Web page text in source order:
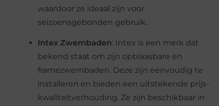
waardoor ze ideaal zijn voor
seizoensgebonden gebruik.
Intex Zwembaden: Intex is een merk dat
bekend staat om zijn opblaasbare en
framezwembaden. Deze zijn eenvoudig te
installeren en bieden een uitstekende prijs-
kwaliteitverhouding. Ze zijn beschikbaar in